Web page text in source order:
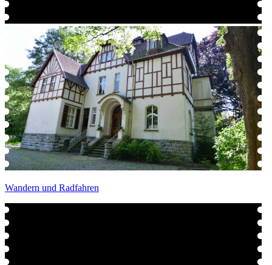
Wandern und Radfahren